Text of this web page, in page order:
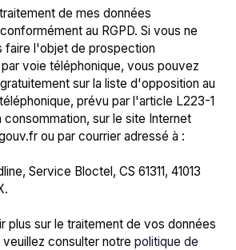
de mes données
au RGPD. Si vous ne
faire l'objet de prospection
voie téléphonique, vous pouvez
sur la liste d'opposition au
prévu par l'article L223-1
consommation, sur le site Internet
ou par courrier adressé à :
Service Bloctel, CS 61311, 41013
plus sur le traitement de vos données
consulter notre politique de